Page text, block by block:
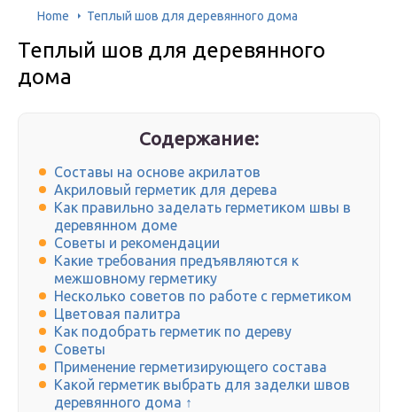
Home Теплый шов для деревянного дома
Теплый шов для деревянного
дома
Содержание:
Составы на основе акрилатов
Акриловый герметик для дерева
Как правильно заделать герметиком швы в
деревянном доме
Советы и рекомендации
Какие требования предъявляются к
межшовному герметику
Несколько советов по работе с герметиком
Цветовая палитра
Как подобрать герметик по дереву
Советы
Применение герметизирующего состава
Какой герметик выбрать для заделки швов
деревянного дома ↑